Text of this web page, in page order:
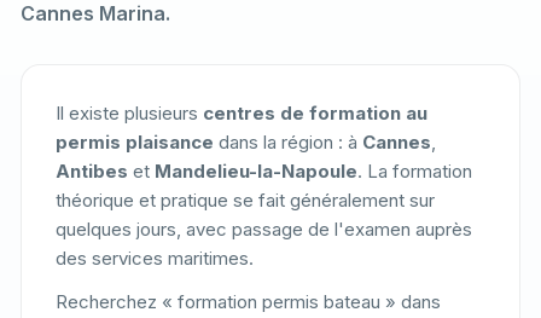
Cannes Marina.
Il existe plusieurs centres de formation au
permis plaisance dans la région : à Cannes,
Antibes et Mandelieu-la-Napoule. La formation
théorique et pratique se fait généralement sur
quelques jours, avec passage de l'examen auprès
des services maritimes.
Recherchez « formation permis bateau » dans